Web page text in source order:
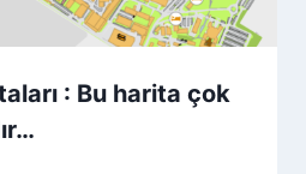
: Bu harita çok